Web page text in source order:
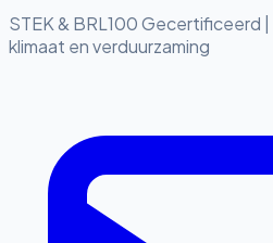
STEK & BRL100 Gecertificeerd
klimaat en verduurzaming